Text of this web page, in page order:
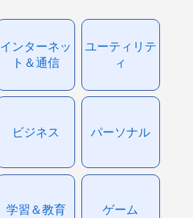
インターネッ
ト＆通信
ユーティリテ
ィ
ビジネス パーソナル
学習＆教育 ゲーム